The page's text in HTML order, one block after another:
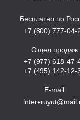
Бесплатно по
+7 (800) 777-04-
Отдел продаж
+7 (977) 618-47-
+7 (495) 142-12-
E-mail